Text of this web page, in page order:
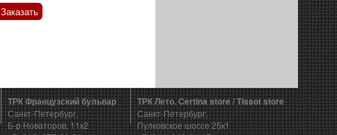
Заказать
ТРК Французский бульвар
Санкт-Петербург,
Б-р Новаторов, 11к2
ТРК Лето. Certina store / Tissot store
Санкт-Петербург,
Пулковское шоссе 25к1